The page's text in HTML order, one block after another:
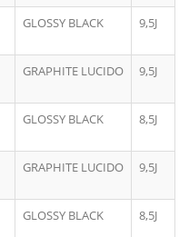
GLOSSY BLACK 9,5J
GRAPHITE LUCIDO 9,5J
GLOSSY BLACK 8,5J
GRAPHITE LUCIDO 9,5J
GLOSSY BLACK 8,5J